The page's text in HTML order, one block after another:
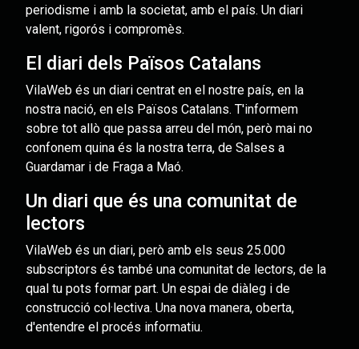
periodisme i amb la societat, amb el país. Un diari
valent, rigorós i compromès.
El diari dels Països Catalans
VilaWeb és un diari centrat en el nostre país, en la
nostra nació, en els Països Catalans. T'informem
sobre tot allò que passa arreu del món, però mai no
confonem quina és la nostra terra, de Salses a
Guardamar i de Fraga a Maó.
Un diari que és una comunitat de
lectors
VilaWeb és un diari, però amb els seus 25.000
subscriptors és també una comunitat de lectors, de la
qual tu pots formar part. Un espai de diàleg i de
construcció col·lectiva. Una nova manera, oberta,
d'entendre el procés informatiu.